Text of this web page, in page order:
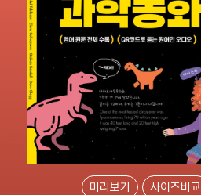
미리보기 사이즈비교